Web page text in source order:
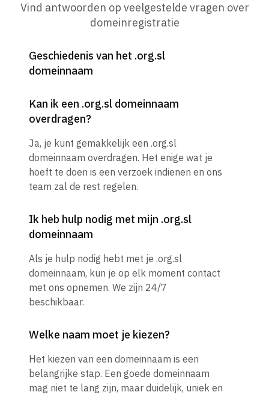
Vind antwoorden op veelgestelde vragen over
domeinregistratie
Geschiedenis van het .org.sl
domeinnaam
Kan ik een .org.sl domeinnaam
overdragen?
Ja, je kunt gemakkelijk een .org.sl
domeinnaam overdragen. Het enige wat je
hoeft te doen is een verzoek indienen en ons
team zal de rest regelen.
Ik heb hulp nodig met mijn .org.sl
domeinnaam
Als je hulp nodig hebt met je .org.sl
domeinnaam, kun je op elk moment contact
met ons opnemen. We zijn 24/7
beschikbaar.
Welke naam moet je kiezen?
Het kiezen van een domeinnaam is een
belangrijke stap. Een goede domeinnaam
mag niet te lang zijn, maar duidelijk, uniek en